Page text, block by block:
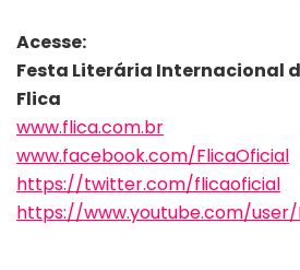
Acesse:
Festa Literária Internacional
Flica
www.flica.com.br
www.facebook.com/FlicaOficial
https://twitter.com/flicaoficial
https://www.youtube.com/user/